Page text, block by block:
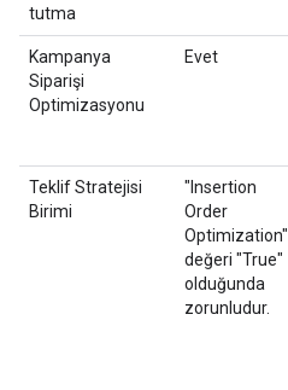
tutma
Kampanya
Siparişi
Optimizasyonu
Evet
Teklif Stratejisi
Birimi
"Insertion
Order
Optimization"
değeri "True"
olduğunda
zorunludur.